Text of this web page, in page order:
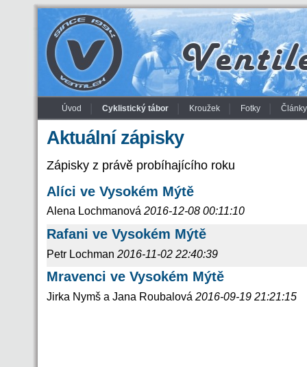
Úvod Cyklistický tábor Kroužek Fotky Články
Aktuální zápisky
Zápisky z právě probíhajícího roku
Alíci ve Vysokém Mýtě
Alena Lochmanová 2016-12-08 00:11:10
Rafani ve Vysokém Mýtě
Petr Lochman 2016-11-02 22:40:39
Mravenci ve Vysokém Mýtě
Jirka Nymš a Jana Roubalová 2016-09-19 21:21:15